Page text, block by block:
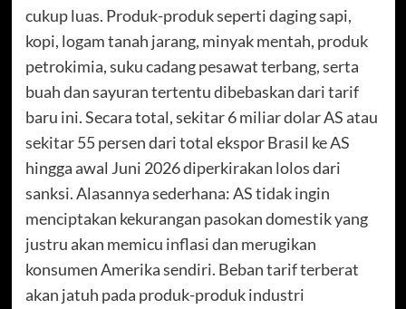
cukup luas. Produk-produk seperti daging sapi,
kopi, logam tanah jarang, minyak mentah, produk
petrokimia, suku cadang pesawat terbang, serta
buah dan sayuran tertentu dibebaskan dari tarif
baru ini. Secara total, sekitar 6 miliar dolar AS atau
sekitar 55 persen dari total ekspor Brasil ke AS
hingga awal Juni 2026 diperkirakan lolos dari
sanksi. Alasannya sederhana: AS tidak ingin
menciptakan kekurangan pasokan domestik yang
justru akan memicu inflasi dan merugikan
konsumen Amerika sendiri. Beban tarif terberat
akan jatuh pada produk-produk industri